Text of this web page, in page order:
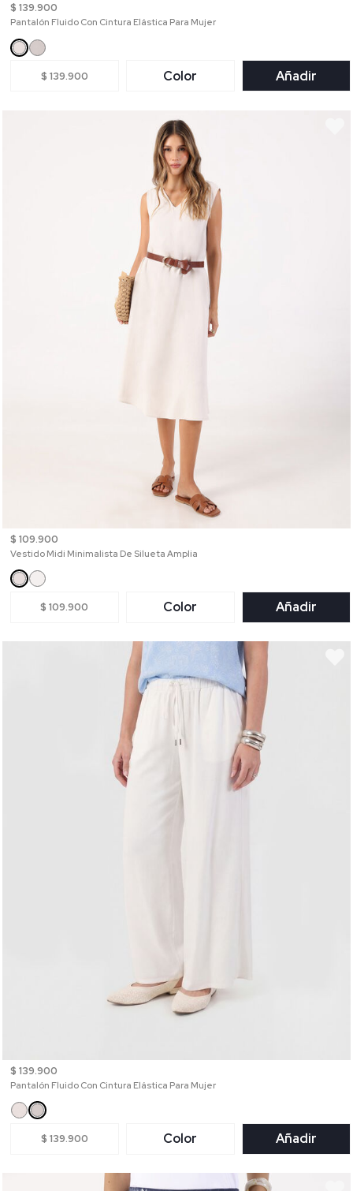
$ 139.900
Pantalón Fluido Con Cintura Elástica Para Mujer
$ 139.900 Color Añadir
$ 109.900
Vestido Midi Minimalista De Silueta Amplia
$ 109.900 Color Añadir
$ 139.900
Pantalón Fluido Con Cintura Elástica Para Mujer
$ 139.900 Color Añadir